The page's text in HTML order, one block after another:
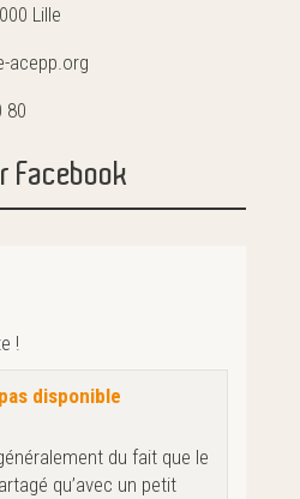
Lille
acepp.org
80
Facebook
!
disponible
du fait que le
qu’avec un petit